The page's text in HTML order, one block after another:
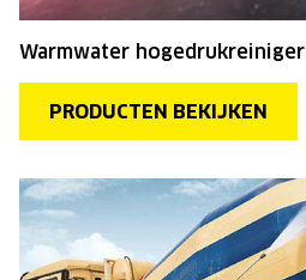
Warmwater hogedrukreiniger
PRODUCTEN BEKIJKEN